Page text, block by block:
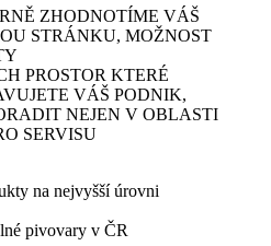
ZHODNOTÍME VÁŠ
STRÁNKU, MOŽNOST
PROSTOR KTERÉ
VÁŠ PODNIK,
NEJEN V OBLASTI
SERVISU
na nejvyšší úrovni
pivovary v ČR